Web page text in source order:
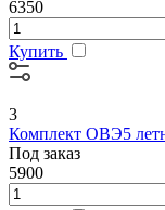
6350
Купить
3
Комплект ОВЭ5
Под заказ
5900